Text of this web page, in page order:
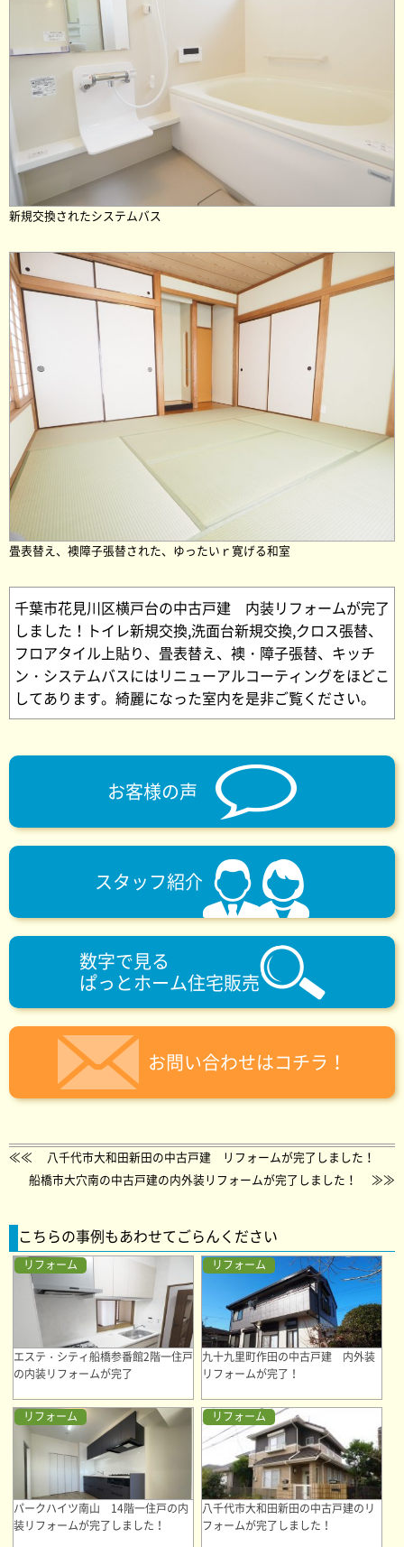
新規交換されたシステムバス
畳表替え、襖障子張替された、ゆったいｒ寛げる和室
千葉市花見川区横戸台の中古戸建 内装リフォームが完了
しました！トイレ新規交換,洗面台新規交換,クロス張替、
フロアタイル上貼り、畳表替え、襖・障子張替、キッチ
ン・システムバスにはリニューアルコーティングをほどこ
してあります。綺麗になった室内を是非ご覧ください。
お客様の声
スタッフ紹介
数字で見る
ぱっとホーム住宅販売
お問い合わせはコチラ！
≪≪ 八千代市大和田新田の中古戸建 リフォームが完了しました！
船橋市大穴南の中古戸建の内外装リフォームが完了しました！
≫≫
こちらの事例もあわせてごらんください
リフォーム
エステ・シティ船橋参番館2階一住戸
の内装リフォームが完了
リフォーム
九十九里町作田の中古戸建 内外装
リフォームが完了！
リフォーム
パークハイツ南山 14階一住戸の内
装リフォームが完了しました！
リフォーム
八千代市大和田新田の中古戸建のリ
フォームが完了しました！